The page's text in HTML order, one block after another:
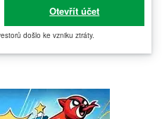
Otevřít účet
došlo ke vzniku ztráty.